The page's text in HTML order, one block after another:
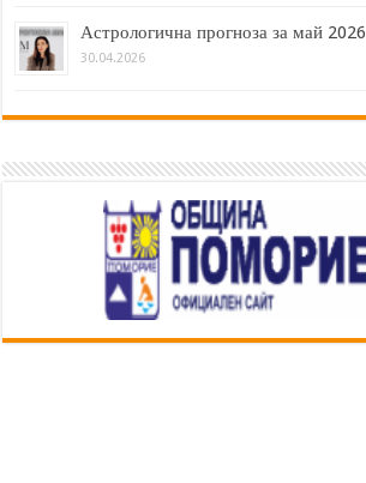
Астрологична прогноза за май 2026
30.04.2026